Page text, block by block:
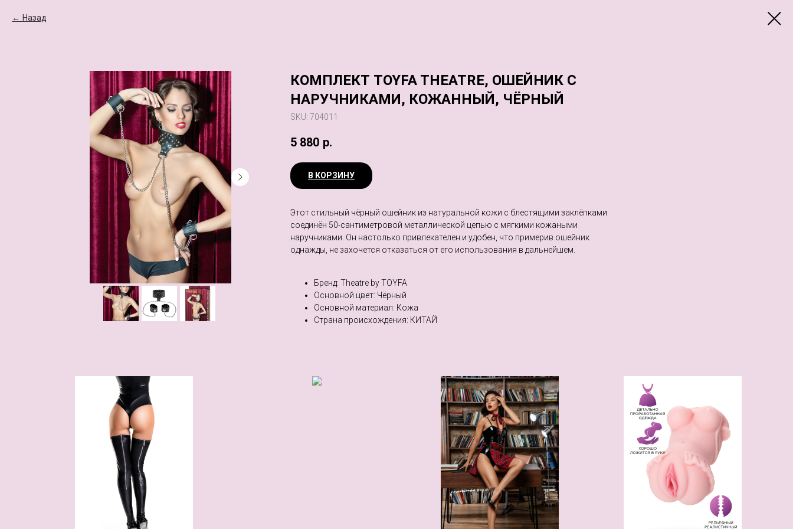
Назад
КОМПЛЕКТ TOYFA THEATRE, ОШЕЙНИК С
НАРУЧНИКАМИ, КОЖАННЫЙ, ЧЁРНЫЙ
SKU: 704011
5 880 р.
В КОРЗИНУ
Этот стильный чёрный ошейник из натуральной кожи с блестящими заклёпками
соединён 50-сантиметровой металлической цепью с мягкими кожаными
наручниками. Он настолько привлекателен и удобен, что примерив ошейник
однажды, не захочется отказаться от его использования в дальнейшем.
Бренд: Theatre by TOYFA
Основной цвет: Чёрный
Основной материал: Кожа
Страна происхождения: КИТАЙ